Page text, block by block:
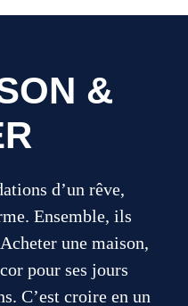
&
d’un rêve,
Ensemble, ils
une maison,
pour ses jours
C’est croire en un